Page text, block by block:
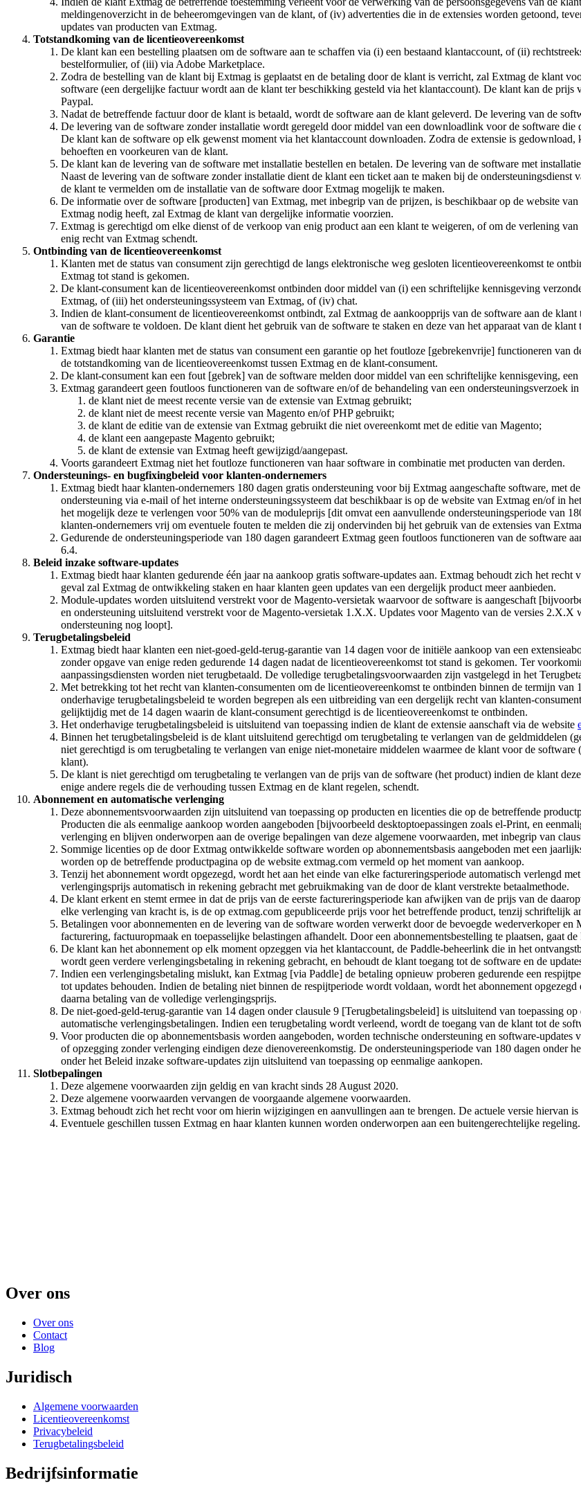
meldingenoverzicht in de beheeromgevingen van de klant, of (iv) advertenties die in de extensies worden getoond,
updates van producten van Extmag.
Totstandkoming van de licentieovereenkomst
De klant kan een bestelling plaatsen om de software aan te schaffen via (i) een bestaand klantaccount, of (ii)
bestelformulier, of (iii) via Adobe Marketplace.
Zodra de bestelling van de klant bij Extmag is geplaatst en de betaling door de klant is verricht, zal Extmag de klant
software (een dergelijke factuur wordt aan de klant ter beschikking gesteld via het klantaccount). De klant kan de
Paypal.
Nadat de betreffende factuur door de klant is betaald, wordt de software aan de klant geleverd. De levering van de
De levering van de software zonder installatie wordt geregeld door middel van een downloadlink voor de software
De klant kan de software op elk gewenst moment via het klantaccount downloaden. Zodra de extensie is gedownload,
behoeften en voorkeuren van de klant.
De klant kan de levering van de software met installatie bestellen en betalen. De levering van de software met
Naast de levering van de software zonder installatie dient de klant een ticket aan te maken bij de
de klant te vermelden om de installatie van de software door Extmag mogelijk te maken.
De informatie over de software [producten] van Extmag, met inbegrip van de prijzen, is beschikbaar op de website
Extmag nodig heeft, zal Extmag de klant van dergelijke informatie voorzien.
Extmag is gerechtigd om elke dienst of de verkoop van enig product aan een klant te weigeren, of om de verlening
enig recht van Extmag schendt.
Ontbinding van de licentieovereenkomst
Klanten met de status van consument zijn gerechtigd de langs elektronische weg gesloten licentieovereenkomst te
Extmag tot stand is gekomen.
De klant-consument kan de licentieovereenkomst ontbinden door middel van (i) een schriftelijke kennisgeving
Extmag, of (iii) het ondersteuningssysteem van Extmag, of (iv) chat.
Indien de klant-consument de licentieovereenkomst ontbindt, zal Extmag de aankoopprijs van de software aan de
van de software te voldoen. De klant dient het gebruik van de software te staken en deze van het apparaat van de klant
Garantie
Extmag biedt haar klanten met de status van consument een garantie op het foutloze [gebrekenvrije] functioneren van
de totstandkoming van de licentieovereenkomst tussen Extmag en de klant-consument.
De klant-consument kan een fout [gebrek] van de software melden door middel van een schriftelijke kennisgeving,
Extmag garandeert geen foutloos functioneren van de software en/of de behandeling van een ondersteuningsverzoek in
de klant niet de meest recente versie van de extensie van Extmag gebruikt;
de klant niet de meest recente versie van Magento en/of PHP gebruikt;
de klant de editie van de extensie van Extmag gebruikt die niet overeenkomt met de editie van Magento;
de klant een aangepaste Magento gebruikt;
de klant de extensie van Extmag heeft gewijzigd/aangepast.
Voorts garandeert Extmag niet het foutloze functioneren van haar software in combinatie met producten van derden.
Ondersteunings- en bugfixingbeleid voor klanten-ondernemers
Extmag biedt haar klanten-ondernemers 180 dagen gratis ondersteuning voor bij Extmag aangeschafte software, met
ondersteuning via e-mail of het interne ondersteuningssysteem dat beschikbaar is op de website van Extmag en/of in
het mogelijk deze te verlengen voor 50% van de moduleprijs [dit omvat een aanvullende ondersteuningsperiode van
klanten-ondernemers vrij om eventuele fouten te melden die zij ondervinden bij het gebruik van de extensies van
Gedurende de ondersteuningsperiode van 180 dagen garandeert Extmag geen foutloos functioneren van de software
6.4.
Beleid inzake software-updates
Extmag biedt haar klanten gedurende één jaar na aankoop gratis software-updates aan. Extmag behoudt zich het
geval zal Extmag de ontwikkeling staken en haar klanten geen updates van een dergelijk product meer aanbieden.
Module-updates worden uitsluitend verstrekt voor de Magento-versietak waarvoor de software is aangeschaft
en ondersteuning uitsluitend verstrekt voor de Magento-versietak 1.X.X. Updates voor Magento van de versies 2.X.X
ondersteuning nog loopt].
Terugbetalingsbeleid
Extmag biedt haar klanten een niet-goed-geld-terug-garantie van 14 dagen voor de initiële aankoop van een
zonder opgave van enige reden gedurende 14 dagen nadat de licentieovereenkomst tot stand is gekomen. Ter
aanpassingsdiensten worden niet terugbetaald. De volledige terugbetalingsvoorwaarden zijn vastgelegd in het
Met betrekking tot het recht van klanten-consumenten om de licentieovereenkomst te ontbinden binnen de termijn van
onderhavige terugbetalingsbeleid te worden begrepen als een uitbreiding van een dergelijk recht van klanten-
gelijktijdig met de 14 dagen waarin de klant-consument gerechtigd is de licentieovereenkomst te ontbinden.
Het onderhavige terugbetalingsbeleid is uitsluitend van toepassing indien de klant de extensie aanschaft via de website
Binnen het terugbetalingsbeleid is de klant uitsluitend gerechtigd om terugbetaling te verlangen van de geldmiddelen
niet gerechtigd is om terugbetaling te verlangen van enige niet-monetaire middelen waarmee de klant voor de
klant).
De klant is niet gerechtigd om terugbetaling te verlangen van de prijs van de software (het product) indien de klant
enige andere regels die de verhouding tussen Extmag en de klant regelen, schendt.
Abonnement en automatische verlenging
Deze abonnementsvoorwaarden zijn uitsluitend van toepassing op producten en licenties die op de betreffende
Producten die als eenmalige aankoop worden aangeboden [bijvoorbeeld desktoptoepassingen zoals el-Print, en
verlenging en blijven onderworpen aan de overige bepalingen van deze algemene voorwaarden, met inbegrip van
Sommige licenties op de door Extmag ontwikkelde software worden op abonnementsbasis aangeboden met een
worden op de betreffende productpagina op de website extmag.com vermeld op het moment van aankoop.
Tenzij het abonnement wordt opgezegd, wordt het aan het einde van elke factureringsperiode automatisch verlengd
verlengingsprijs automatisch in rekening gebracht met gebruikmaking van de door de klant verstrekte betaalmethode.
De klant erkent en stemt ermee in dat de prijs van de eerste factureringsperiode kan afwijken van de prijs van de
elke verlenging van kracht is, is de op extmag.com gepubliceerde prijs voor het betreffende product, tenzij schriftelijk
Betalingen voor abonnementen en de levering van de software worden verwerkt door de bevoegde wederverkoper
facturering, factuuropmaak en toepasselijke belastingen afhandelt. Door een abonnementsbestelling te plaatsen, gaat
De klant kan het abonnement op elk moment opzeggen via het klantaccount, de Paddle-beheerlink die in het
wordt geen verdere verlengingsbetaling in rekening gebracht, en behoudt de klant toegang tot de software en de
Indien een verlengingsbetaling mislukt, kan Extmag [via Paddle] de betaling opnieuw proberen gedurende een
tot updates behouden. Indien de betaling niet binnen de respijtperiode wordt voldaan, wordt het abonnement
daarna betaling van de volledige verlengingsprijs.
De niet-goed-geld-terug-garantie van 14 dagen onder clausule 9 [Terugbetalingsbeleid] is uitsluitend van toepassing
automatische verlengingsbetalingen. Indien een terugbetaling wordt verleend, wordt de toegang van de klant tot de
Voor producten die op abonnementsbasis worden aangeboden, worden technische ondersteuning en software-
of opzegging zonder verlenging eindigen deze dienovereenkomstig. De ondersteuningsperiode van 180 dagen onder
onder het Beleid inzake software-updates zijn uitsluitend van toepassing op eenmalige aankopen.
Slotbepalingen
Deze algemene voorwaarden zijn geldig en van kracht sinds 28 August 2020.
Deze algemene voorwaarden vervangen de voorgaande algemene voorwaarden.
Extmag behoudt zich het recht voor om hierin wijzigingen en aanvullingen aan te brengen. De actuele versie hiervan is
Eventuele geschillen tussen Extmag en haar klanten kunnen worden onderworpen aan een buitengerechtelijke regeling.
Over ons
Over ons
Contact
Blog
Juridisch
Algemene voorwaarden
Licentieovereenkomst
Privacybeleid
Terugbetalingsbeleid
Bedrijfsinformatie